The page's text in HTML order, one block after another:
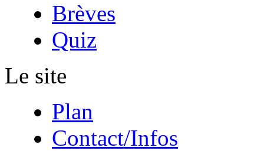
Brèves
Quiz
Le site
Plan
Contact/Infos